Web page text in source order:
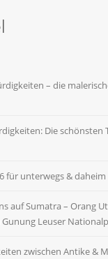
– die
Die schönsten
für unterwegs & daheim
auf Sumatra – Orang
Leuser
zwischen Antike &